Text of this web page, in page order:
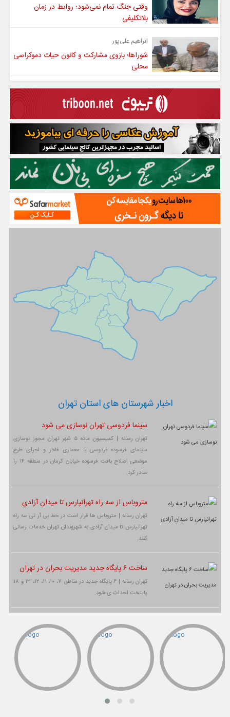
وقتی جنگ تمام نمی‌شود؛ روابط در زمان
بلاتکلیفی
ابراهیم علی‌پور
شوراها؛ بازوی مشارکت و کانون حیات دموکراسی
محلی
اخبار شهرستان های استان تهران
سینما فردوسی تهران نوسازی می شود
تهران رسانه | کمیسیون ماده ۵ شهر تهران مجوز نوسازی
سینمای فرسوده فردوسی با معماری فاخر و اجرای طرح
موضعی اصلاح بافت فرسوده خیابان کرمان در منطقه ۱۴ را
صادر کرد.
متروباس از سه راه تهرانپارس تا میدان آزادی
تهران رسانه | متروباس ها قرار است در خط بی آر تی سه راه
تهرانپارس تا میدان آزادی به شهروندان تهران خدمات رسانی
کنند.
ساخت ۶ پایگاه جدید مدیریت بحران در تهران
تهران رسانه | ۶ پایگاه جدید در مناطق ۷، ۱۰، ۱۱، ۱۲، ۱۳ و ۱۸
پایتخت احداث ی شود.